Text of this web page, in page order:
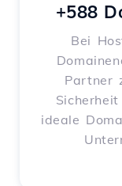
+588
Bei
Partner
ideale